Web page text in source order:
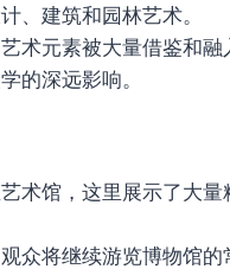
、建筑和园林艺术。
术元素被大量借鉴和
的深远影响。
术馆，这里展示了大
众将继续游览博物馆